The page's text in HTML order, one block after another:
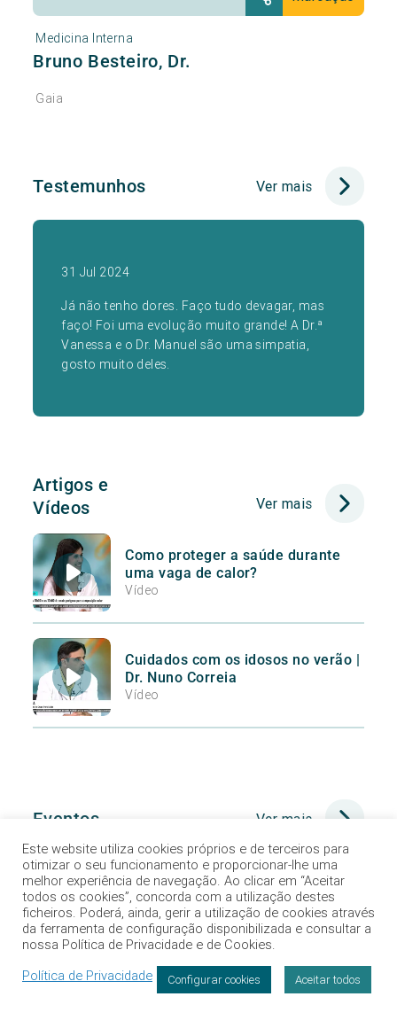
Medicina Interna
Bruno Besteiro, Dr.
Gaia
Testemunhos Ver mais
31 Jul 2024
Já não tenho dores. Faço tudo devagar, mas
faço! Foi uma evolução muito grande! A Dr.ª
Vanessa e o Dr. Manuel são uma simpatia,
gosto muito deles.
Artigos e
Vídeos
Ver mais
Como proteger a saúde durante
uma vaga de calor?
Vídeo
Cuidados com os idosos no verão |
Dr. Nuno Correia
Vídeo
Eventos Ver mais
Marcação
Este website utiliza cookies próprios e de terceiros para
otimizar o seu funcionamento e proporcionar-lhe uma
melhor experiência de navegação. Ao clicar em “Aceitar
todos os cookies”, concorda com a utilização destes
ficheiros. Poderá, ainda, gerir a utilização de cookies através
da ferramenta de configuração disponibilizada e consultar a
nossa Política de Privacidade e de Cookies.
Política de Privacidade
Configurar cookies Aceitar todos